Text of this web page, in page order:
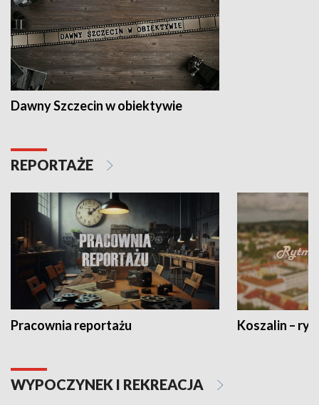
Dawny Szczecin w obiektywie
REPORTAŻE
Pracownia reportażu Koszalin –
WYPOCZYNEK I REKREACJA